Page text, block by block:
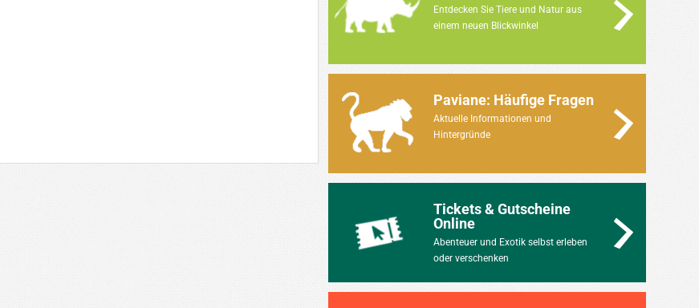
Entdecken Sie Tiere und Natur aus
einem neuen Blickwinkel
Paviane: Häufige Fragen
Aktuelle Informationen und
Hintergründe
Tickets & Gutscheine
Online
Abenteuer und Exotik selbst erleben
oder verschenken